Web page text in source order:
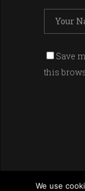
Save
this
We use